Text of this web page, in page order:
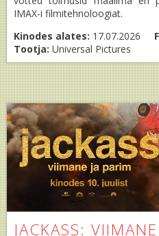
IMAX-i filmitehnoloogiat.
Kinodes alates: 17.07.2026
Tootja: Universal Pictures
JACKASS: